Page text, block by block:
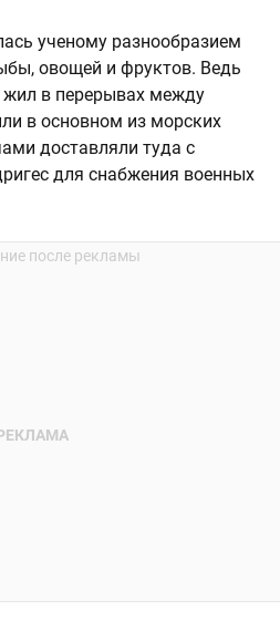
ученому разнообразием
овощей и фруктов. Ведь
жил в перерывах между
в основном из морских
доставляли туда с
для снабжения военных